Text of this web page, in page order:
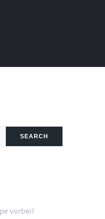
SEARCH
vorbei?